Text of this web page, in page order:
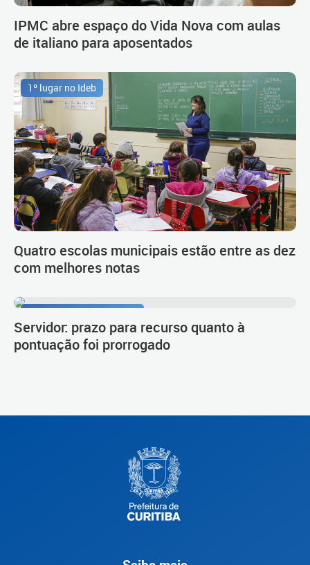
IPMC abre espaço do Vida Nova com aulas
de italiano para aposentados
1º lugar no Ideb
Quatro escolas municipais estão entre as dez
com melhores notas
Servidor: prazo para recurso quanto à
pontuação foi prorrogado